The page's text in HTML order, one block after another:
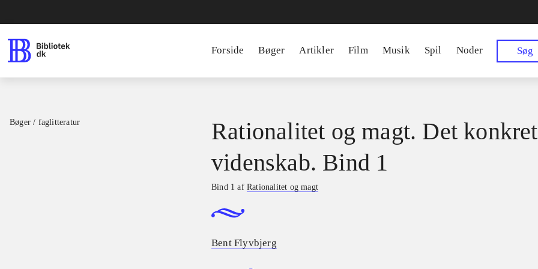
Forside Bøger Artikler Film Musik Spil Noder Søg
Bøger / faglitteratur
Rationalitet og magt. Det
videnskab. Bind 1
Bind 1 afRationalitet og magt
Bent Flyvbjerg